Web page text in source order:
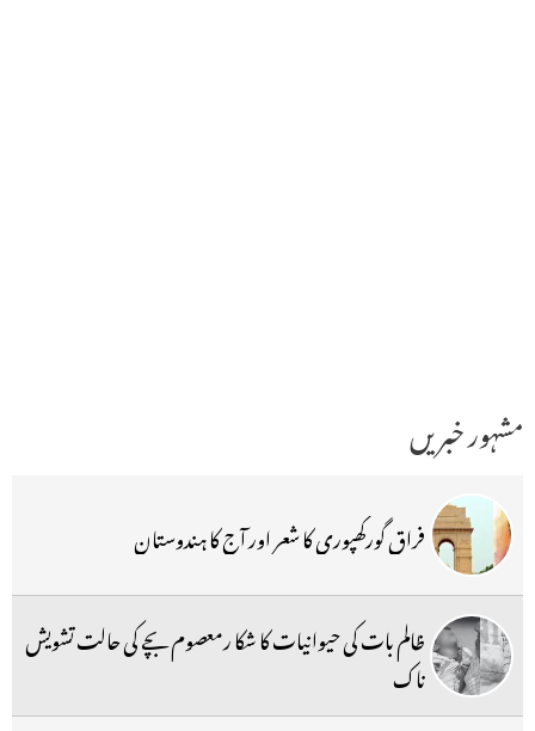
مشہور خبریں
فراق گورکھپوری کا شعر اور آج کا ہندوستان
ظالم بات کی حیوانیات کا شکا رمعصوم بچے کی حالت تشویش
ناک